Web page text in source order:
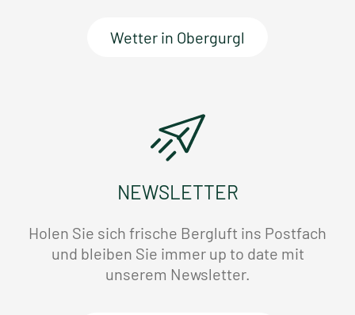
Wetter in Obergurgl
NEWSLETTER
Holen Sie sich frische Bergluft ins Postfach
und bleiben Sie immer up to date mit
unserem Newsletter.